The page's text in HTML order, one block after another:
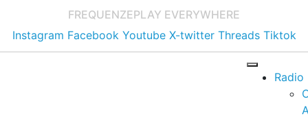
FREQUENZEPLAY EVERYWHERE
Instagram Facebook Youtube X-twitter Threads Tiktok
Radio